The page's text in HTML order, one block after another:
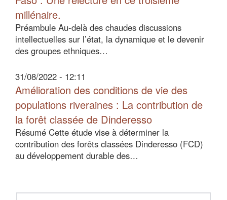
millénaire.
Préambule Au-delà des chaudes discussions
intellectuelles sur l’état, la dynamique et le devenir
des groupes ethniques…
31/08/2022 - 12:11
Amélioration des conditions de vie des
populations riveraines : La contribution de
la forêt classée de Dinderesso
Résumé Cette étude vise à déterminer la
contribution des forêts classées Dinderesso (FCD)
au développement durable des…